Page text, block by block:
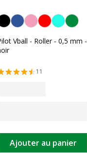
Vball - Roller - 0,5 mm -
11
Ajouter au panier